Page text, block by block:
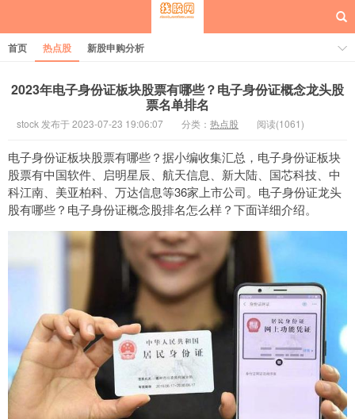
每日概念股
首页 热点股 新股申购分析
2023年电子身份证板块股票有哪些？电子身份证概念龙头股
票名单排名
stock 发布于 2023-07-23 19:06:07 分类： 热点股 阅读(1061)
电子身份证板块股票有哪些？据小编收集汇总，电子身份证板块
股票有中国软件、启明星辰、航天信息、新大陆、国芯科技、中
科江南、美亚柏科、万达信息等36家上市公司。电子身份证龙头
股有哪些？电子身份证概念股排名怎么样？下面详细介绍。